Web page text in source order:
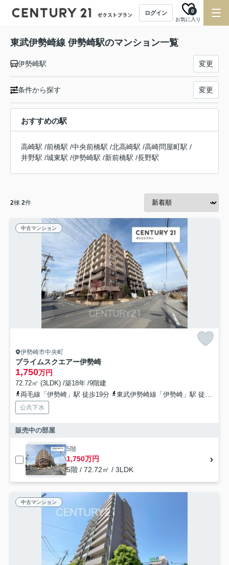
ログイン
お気に入り
0
東武伊勢崎線 伊勢崎駅のマンション一覧
伊勢崎駅 変更
条件から探す 変更
おすすめの駅
高崎駅 /前橋駅 /中央前橋駅 /北高崎駅 /高崎問屋町駅 /
井野駅 /城東駅 /伊勢崎駅 /新前橋駅 /長野駅
2棟 2件
中古マンション
伊勢崎市中央町
プライムスクエアー伊勢崎
1,750万円
72.72㎡ (3LDK) /築18年 /9階建
両毛線「伊勢崎」駅 徒歩19分
東武伊勢崎線「伊勢崎」駅 徒歩19分
公共下水
販売中の部屋
5階
1,750万円
5階 / 72.72㎡ / 3LDK
中古マンション